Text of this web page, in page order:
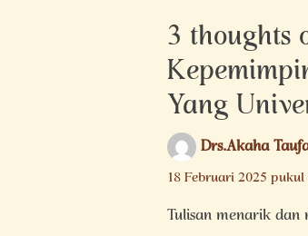
3 thoughts
Yang
Drs.Akaha
18 Februari 2025
Tulisan menarik